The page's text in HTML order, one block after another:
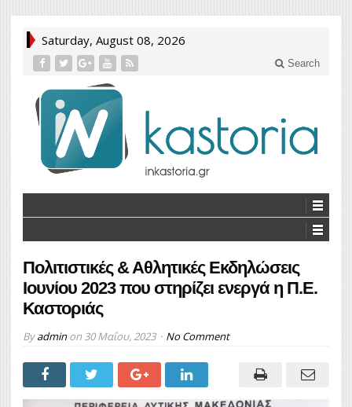
Saturday, August 08, 2026
Search
Πολιτιστικές & Αθλητικές Εκδηλώσεις
Ιουνίου 2023 που στηρίζει ενεργά η Π.Ε.
Καστοριάς
Byadminon 30 Μαΐου, 2023 No Comment